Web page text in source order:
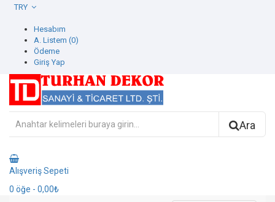
Hesabım
A. Listem (0)
Ödeme
Giriş Yap
Ara
Alışveriş Sepeti
0 öğe - 0,00₺